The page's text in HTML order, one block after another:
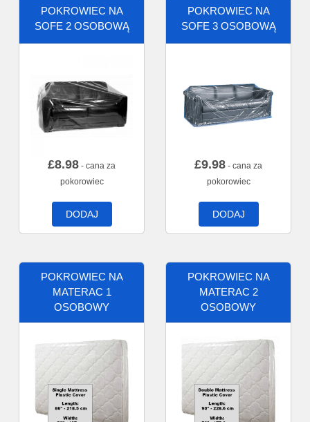
POKROWIEC NA
SOFE 2 OSOBOWĄ
£8.98 - cana za
pokorowiec
DODAJ
POKROWIEC NA
SOFE 3 OSOBOWĄ
£9.98 - cana za
pokorowiec
DODAJ
POKROWIEC NA
MATERAC 1
OSOBOWY
POKROWIEC NA
MATERAC 2
OSOBOWY